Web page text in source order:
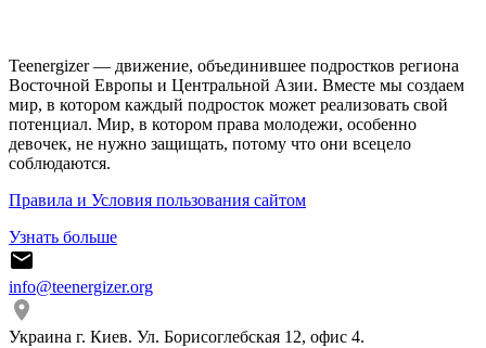
Teenergizer — движение, объединившее подростков региона
Восточной Европы и Центральной Азии. Вместе мы создаем
мир, в котором каждый подросток может реализовать свой
потенциал. Мир, в котором права молодежи, особенно
девочек, не нужно защищать, потому что они всецело
соблюдаются.
Правила и Условия пользования сайтом
Узнать больше
info@teenergizer.org
Украина г. Киев. Ул. Борисоглебская 12, офис 4.